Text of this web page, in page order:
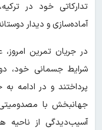
تدارکاتی خود در
آماده‌سازی و دیدار
در جریان تمرین
شرایط جسمانی خود،
پرداختند و در ادامه
جهانبخش با
آسیب‌دیدگی از ناحیه